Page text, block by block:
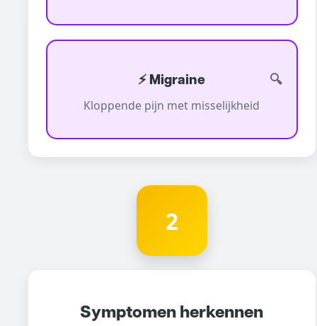
⚡ Migraine
Kloppende pijn met misselijkheid
2
Symptomen herkennen